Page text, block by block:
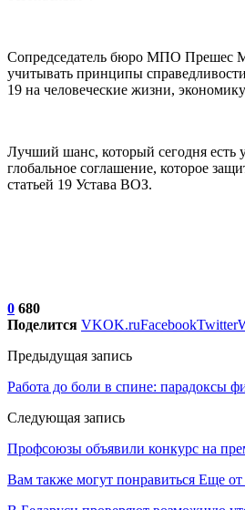
Сопредседатель бюро МПО Прешес
учитывать принципы
19 на человеческие жизни,
Лучший шанс, который сегодня есть
глобальное соглашение, которое
статьей 19 Устава ВОЗ.
0 680
Поделится VKOK.ruFacebookTwitter
Предыдущая запись
Работа до боли в спине: парадоксы
Следующая запись
Профсоюзы объявили конкурс на
Вам также могут понравиться Еще от